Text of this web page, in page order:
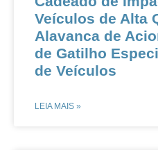
Veículos de Alta
Alavanca de
de Gatilho
de Veículos​​
LEIA MAIS »